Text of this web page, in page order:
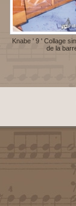
Knabe ' 9 ' Collage
de la